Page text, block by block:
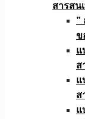
สารสน
”
ข
แ
ส
แ
ส
แ